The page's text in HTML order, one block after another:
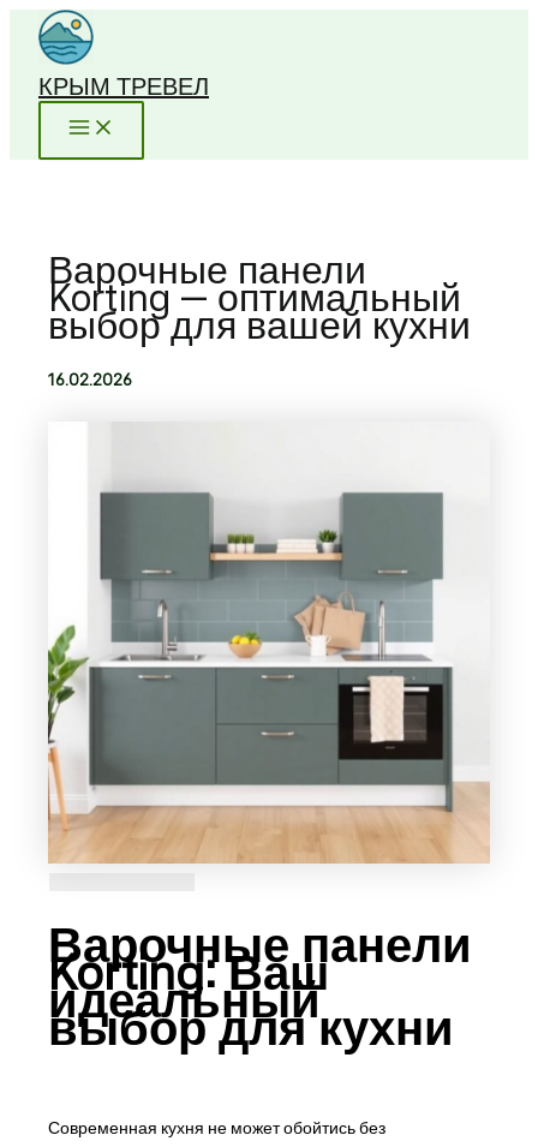
Перейти
содержимому
КРЫМ ТРЕВЕЛ
Варочные панели
Korting — оптимальный
выбор для вашей кухни
16.02.2026
Варочные панели
Korting: Ваш
идеальный
выбор для кухни
Современная кухня не может обойтись без